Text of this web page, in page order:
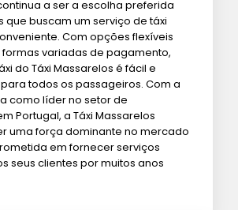
a ser a escolha preferida
que buscam um serviço de táxi
Com opções flexíveis
variadas de pagamento,
do Táxi Massarelos é fácil e
todos os passageiros. Com a
como líder no setor de
Portugal, a Táxi Massarelos
uma força dominante no mercado
em fornecer serviços
seus clientes por muitos anos